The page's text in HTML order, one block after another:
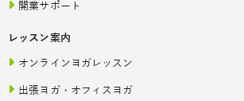
開業サポート
レッスン案内
オンラインヨガレッスン
出張ヨガ・オフィスヨガ